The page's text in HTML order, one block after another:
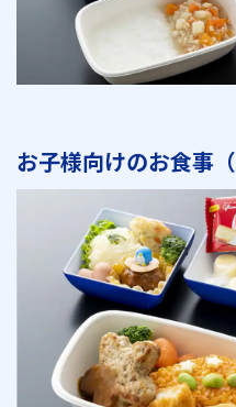
お子様向けのお食事（